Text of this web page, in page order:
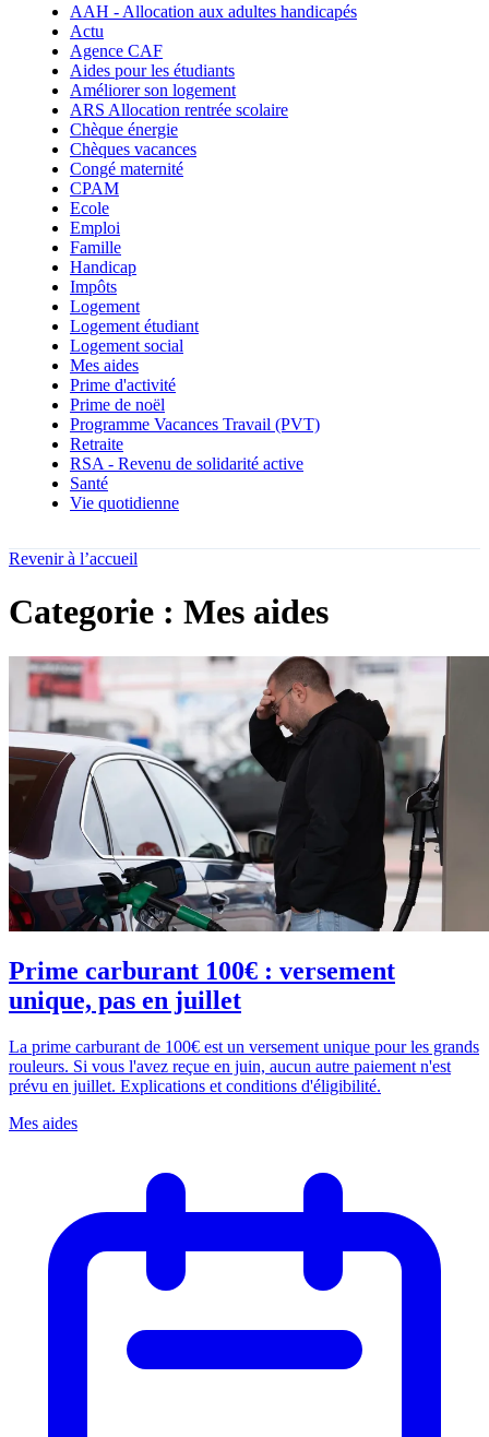
AAH - Allocation aux adultes handicapés
Actu
Agence CAF
Aides pour les étudiants
Améliorer son logement
ARS Allocation rentrée scolaire
Chèque énergie
Chèques vacances
Congé maternité
CPAM
Ecole
Emploi
Famille
Handicap
Impôts
Logement
Logement étudiant
Logement social
Mes aides
Prime d'activité
Prime de noël
Programme Vacances Travail (PVT)
Retraite
RSA - Revenu de solidarité active
Santé
Vie quotidienne
Revenir à l’accueil
Categorie : Mes aides
Prime carburant 100€ : versement
unique, pas en juillet
La prime carburant de 100€ est un versement unique pour les grands
rouleurs. Si vous l'avez reçue en juin, aucun autre paiement n'est
prévu en juillet. Explications et conditions d'éligibilité.
Mes aides